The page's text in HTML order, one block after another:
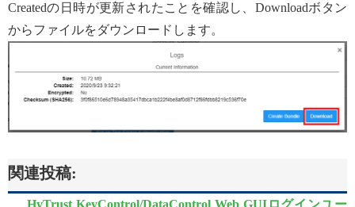
Createdの日時が更新されたことを確認し、Downloadボタン
からファイルをダウンロードします。
関連投稿:
HyTrust KeyControl/DataControl Web GUIログインユー